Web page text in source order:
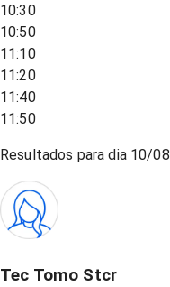
10:30
10:50
11:10
11:20
11:40
11:50
Resultados para dia 10/08
Tec Tomo Stcr